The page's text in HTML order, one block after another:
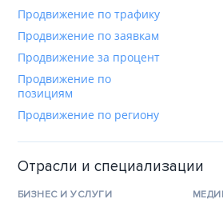
Продвижение по трафику
Продвижение по заявкам
Продвижение за процент
Продвижение по
позициям
Продвижение по региону
Отрасли и специализации
БИЗНЕС И УСЛУГИ